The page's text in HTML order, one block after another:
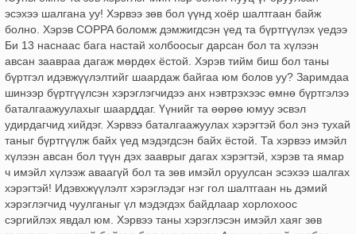
эсэхээ шалгана уу! Хэрвээ зөв бол үүнд хоёр шалтгаан байж
болно. Хэрэв COPPA боломж дэмжигдсэн үед та бүртгүүлэх үедээ
Би 13 наснаас бага настай холбоосыг дарсан бол та хүлээн
авсан заавраа дагаж мөрдөх ёстой. Хэрэв тийм биш бол таны
бүртгэл идэвжүүлэлтийг шаардаж байгаа юм болов уу? Заримдаа
шинээр бүртгүүлсэн хэрэглэгчидээ анх нэвтрэхээс өмнө бүртгэлээ
баталгаажуулахыг шаарддаг. Үүнийг та өөрөө юмуу эсвэл
удирдагчид хийдэг. Хэрвээ баталгаажуулах хэрэгтэй бол энэ тухай
таныг бүртгүүлж байх үед мэдэгдсэн байх ёстой. Та хэрвээ имэйл
хүлээн авсан бол түүн дэх зааврыг дагах хэрэгтэй, хэрэв та ямар
ч имэйл хүлээж аваагүй бол та зөв имэйл оруулсан эсэхээ шалгах
хэрэгтэй! Идэвхжүүлэлт хэрэглэдэг нэг гол шалтгаан нь дэмий
хэрэглэгчид чуулганыг үл мэдэгдэх байдлаар хорлохоос
сэргийлэх явдал юм. Хэрвээ таны хэрэглэсэн имэйл хаяг зөв